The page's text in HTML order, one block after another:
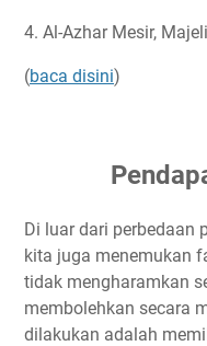
4. Al-Azhar Mesir,
(baca disini)
Di luar dari perbedaan
kita juga menemukan
tidak mengharamkan
membolehkan secara
dilakukan adalah